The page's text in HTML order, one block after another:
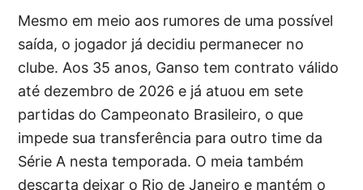
Mesmo em meio aos rumores de uma possível
saída, o jogador já decidiu permanecer no
clube. Aos 35 anos, Ganso tem contrato válido
até dezembro de 2026 e já atuou em sete
partidas do Campeonato Brasileiro, o que
impede sua transferência para outro time da
Série A nesta temporada. O meia também
descarta deixar o Rio de Janeiro e mantém o